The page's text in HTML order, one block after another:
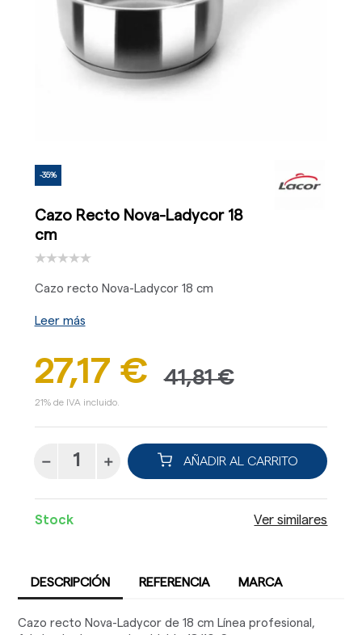
-35%
Cazo Recto Nova-Ladycor 18
cm
Cazo recto Nova-Ladycor 18 cm
Leer más
27,17 € 41,81 €
21% de IVA incluido.
AÑADIR AL CARRITO
Stock Ver similares
DESCRIPCIÓN REFERENCIA MARCA
Cazo recto Nova-Ladycor de 18 cm Línea profesional,